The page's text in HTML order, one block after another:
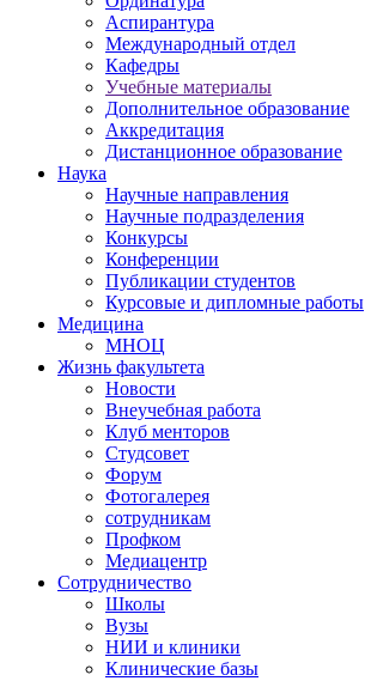
Аспирантура
Международный отдел
Кафедры
Учебные материалы
Дополнительное образование
Аккредитация
Дистанционное образование
Наука
Научные направления
Научные подразделения
Конкурсы
Конференции
Публикации студентов
Курсовые и дипломные работы
Медицина
МНОЦ
Жизнь факультета
Новости
Внеучебная работа
Клуб менторов
Студсовет
Форум
Фотогалерея
сотрудникам
Профком
Медиацентр
Сотрудничество
Школы
Вузы
НИИ и клиники
Клинические базы